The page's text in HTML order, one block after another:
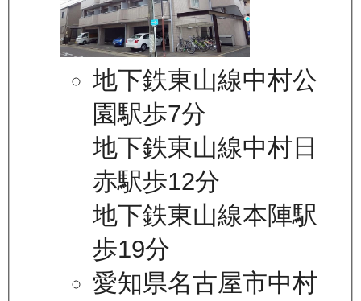
地下鉄東山線中村公
園駅歩7分
地下鉄東山線中村日
赤駅歩12分
地下鉄東山線本陣駅
歩19分
愛知県名古屋市中村